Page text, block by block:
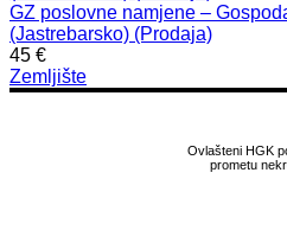
GZ poslovne namjene –
(Jastrebarsko) (Prodaja)
45 €
Zemljište
Ovlašteni HGK
prometu